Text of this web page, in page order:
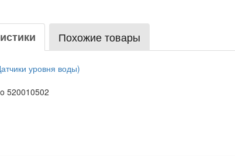
Похожие товары
уровня воды)
520010502